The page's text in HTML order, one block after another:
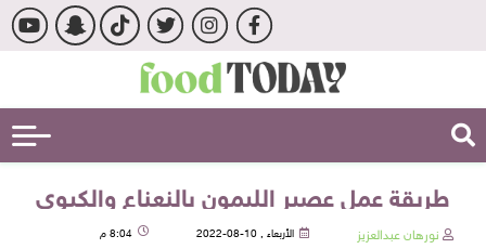
طريقة عمل عصير الليمون بالنعناع والكيوي
نورهان عبدالعزيز الأربعاء , 10-08-2022 8:04 م